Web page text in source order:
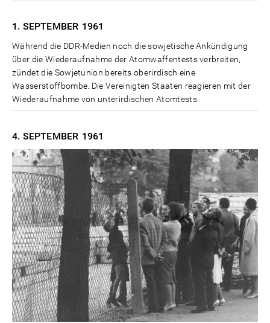
1. SEPTEMBER 1961
Während die DDR-Medien noch die sowjetische Ankündigung
über die Wiederaufnahme der Atomwaffentests verbreiten,
zündet die Sowjetunion bereits oberirdisch eine
Wasserstoffbombe. Die Vereinigten Staaten reagieren mit der
Wiederaufnahme von unterirdischen Atomtests.
4. SEPTEMBER 1961